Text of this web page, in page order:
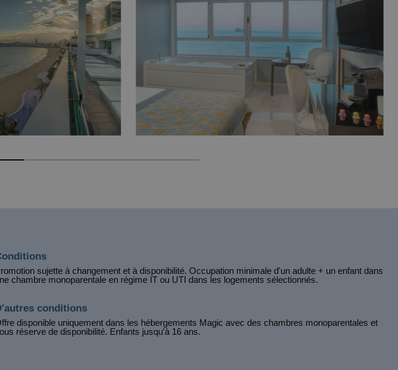
sujette à changement et à disponibilité. Occupation minimale d'un adulte + un enfant dans
chambre monoparentale en régime IT ou UTI dans les logements sélectionnés.
conditions
disponible uniquement dans les hébergements Magic avec des chambres monoparentales et
réserve de disponibilité. Enfants jusqu'à 16 ans.